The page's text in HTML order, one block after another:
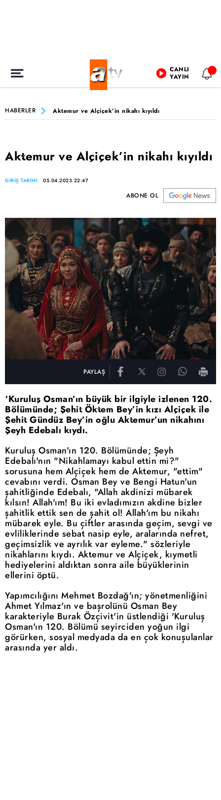
CANLI
YAYIN
HABERLER Aktemur ve Alçiçek’in nikahı kıyıldı
Aktemur ve Alçiçek’in nikahı kıyıldı
GİRİŞ TARİHİ: 05.04.2023 22:47
ABONE OL
PAYLAŞ
‘Kuruluş Osman’ın büyük bir ilgiyle izlenen 120.
Bölümünde; Şehit Öktem Bey’in kızı Alçiçek ile
Şehit Gündüz Bey’in oğlu Aktemur’un nikahını
Şeyh Edebalı kıydı.
Kuruluş Osman'ın 120. Bölümünde; Şeyh
Edebalı'nın "Nikahlamayı kabul ettin mi?"
sorusuna hem Alçiçek hem de Aktemur, "ettim"
cevabını verdi. Osman Bey ve Bengi Hatun'un
şahitliğinde Edebalı, "Allah akdinizi mübarek
kılsın! Allah'ım! Bu iki evladımızın akdine bizler
şahitlik ettik sen de şahit ol! Allah'ım bu nikahı
mübarek eyle. Bu çiftler arasında geçim, sevgi ve
evliliklerinde sebat nasip eyle, aralarında nefret,
geçimsizlik ve ayrılık var eyleme." sözleriyle
nikahlarını kıydı. Aktemur ve Alçiçek, kıymetli
hediyelerini aldıktan sonra aile büyüklerinin
ellerini öptü.
Yapımcılığını Mehmet Bozdağ'ın; yönetmenliğini
Ahmet Yılmaz'ın ve başrolünü Osman Bey
karakteriyle Burak Özçivit'in üstlendiği 'Kuruluş
Osman'ın 120. Bölümü seyirciden yoğun ilgi
görürken, sosyal medyada da en çok konuşulanlar
arasında yer aldı.